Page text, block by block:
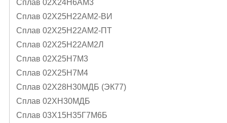
Сплав 02Х24Н6AМ3
Сплав 02Х25Н22АМ2-ВИ
Сплав 02Х25Н22АМ2-ПТ
Сплав 02Х25Н22АМ2Л
Сплав 02Х25Н7М3
Сплав 02Х25Н7М4
Сплав 02Х28Н30МДБ (ЭК77)
Сплав 02ХН30МДБ
Сплав 03Х15Н35Г7М6Б